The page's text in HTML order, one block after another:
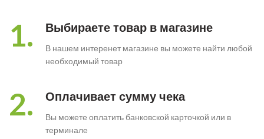
1. Выбираете товар в магазине
В нашем интеренет магазине вы можете найти любой
необходимый товар
2. Оплачивает сумму чека
Вы можете оплатить банковской карточкой или в
терминале